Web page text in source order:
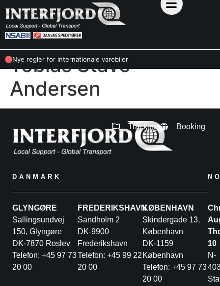
Nye regler for internationale varebiler
Tobias Stave
Andersen
Tracking Booking
DANMARK
GLYNGØRE
Sallingsundvej
150, Glyngøre
DK-7870 Roslev
Telefon: +45 97 73
20 00
FREDERIKSHAVN
Sandholm 2
DK-9900
Frederikshavn
Telefon: +45 99 22
20 00
KØBENHAVN
Skindergade 13,
København
DK-1159
København
Telefon: +45 97 73
20 00
10
N-